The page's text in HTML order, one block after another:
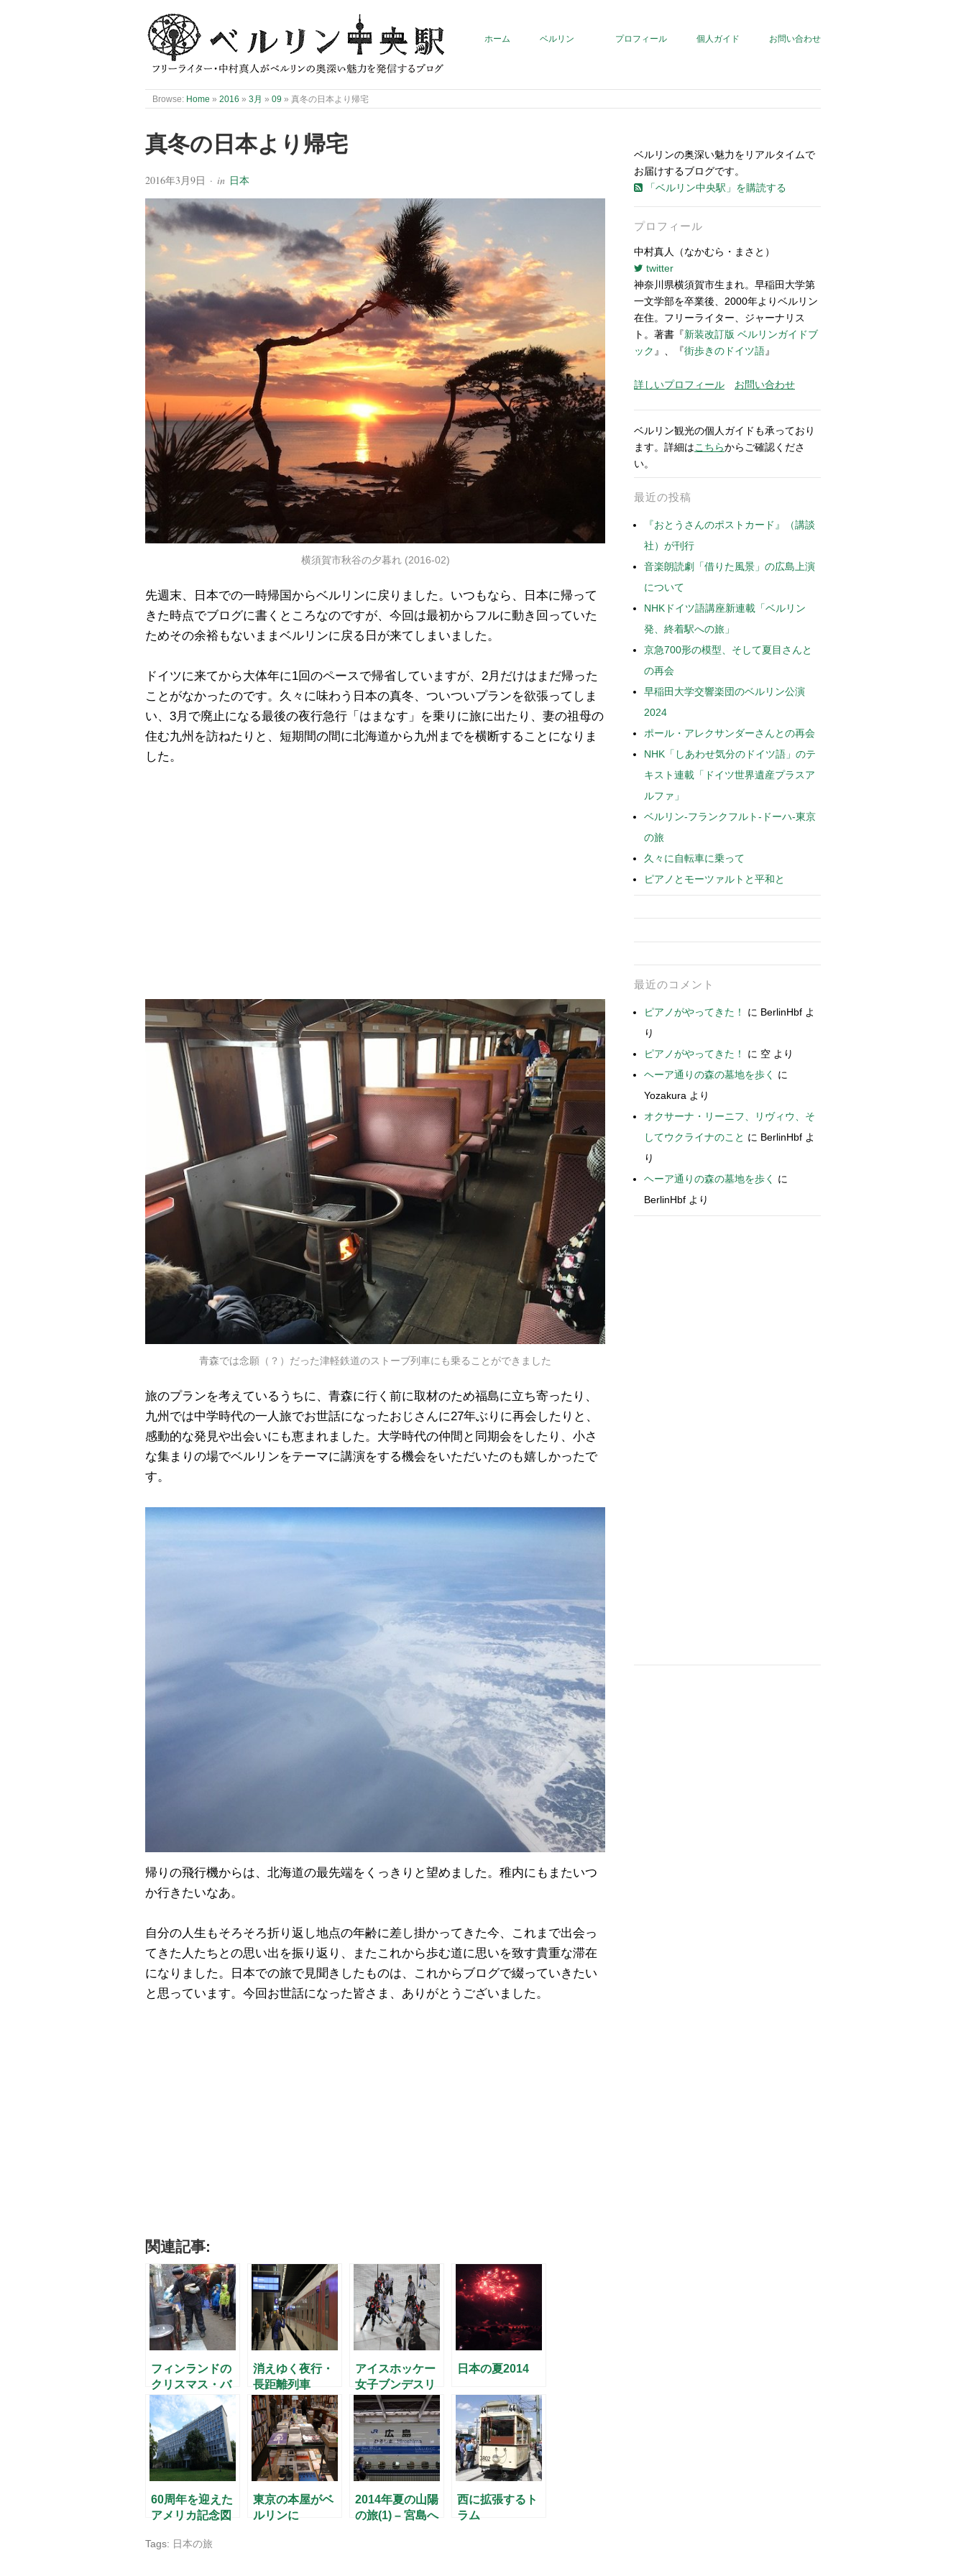
ホーム ベルリン プロフィール 個人ガイド お問い合わせ
Browse: Home » 2016 » 3月 » 09 » 真冬の日本より帰宅
真冬の日本より帰宅
2016年3月9日 · in 日本
横須賀市秋谷の夕暮れ (2016-02)
先週末、日本での一時帰国からベルリンに戻りました。いつもなら、日本に帰って
きた時点でブログに書くところなのですが、今回は最初からフルに動き回っていた
ためその余裕もないままベルリンに戻る日が来てしまいました。
ドイツに来てから大体年に1回のペースで帰省していますが、2月だけはまだ帰った
ことがなかったのです。久々に味わう日本の真冬、ついついプランを欲張ってしま
い、3月で廃止になる最後の夜行急行「はまなす」を乗りに旅に出たり、妻の祖母の
住む九州を訪ねたりと、短期間の間に北海道から九州までを横断することになりま
した。
青森では念願（？）だった津軽鉄道のストーブ列車にも乗ることができました
旅のプランを考えているうちに、青森に行く前に取材のため福島に立ち寄ったり、
九州では中学時代の一人旅でお世話になったおじさんに27年ぶりに再会したりと、
感動的な発見や出会いにも恵まれました。大学時代の仲間と同期会をしたり、小さ
な集まりの場でベルリンをテーマに講演をする機会をいただいたのも嬉しかったで
す。
帰りの飛行機からは、北海道の最先端をくっきりと望めました。稚内にもまたいつ
か行きたいなあ。
自分の人生もそろそろ折り返し地点の年齢に差し掛かってきた今、これまで出会っ
てきた人たちとの思い出を振り返り、またこれから歩む道に思いを致す貴重な滞在
になりました。日本での旅で見聞きしたものは、これからブログで綴っていきたい
と思っています。今回お世話になった皆さま、ありがとうございました。
関連記事:
フィンランドの
クリスマス・バ
ザー
消えゆく夜行・
長距離列車
アイスホッケー
女子ブンデスリ
ーガで活躍する
日本人
日本の夏2014
60周年を迎えた
アメリカ記念図
東京の本屋がベ
ルリンに
2014年夏の山陽
の旅(1) – 宮島へ
西に拡張するト
ラム
Tags: 日本の旅
ベルリンの奥深い魅力をリアルタイムで
お届けするブログです。
「ベルリン中央駅」を購読する
プロフィール
中村真人（なかむら・まさと）
twitter
神奈川県横須賀市生まれ。早稲田大学第
一文学部を卒業後、2000年よりベルリン
在住。フリーライター、ジャーナリス
ト。著書『新装改訂版 ベルリンガイドブ
ック 』、『街歩きのドイツ語』
詳しいプロフィール お問い合わせ
ベルリン観光の個人ガイドも承っており
ます。詳細はこちらからご確認くださ
い。
最近の投稿
『おとうさんのポストカード』（講談
社）が刊行
音楽朗読劇「借りた風景」の広島上演
について
NHKドイツ語講座新連載「ベルリン
発、終着駅への旅」
京急700形の模型、そして夏目さんと
の再会
早稲田大学交響楽団のベルリン公演
2024
ポール・アレクサンダーさんとの再会
NHK「しあわせ気分のドイツ語」のテ
キスト連載「ドイツ世界遺産プラスア
ルファ」
ベルリン-フランクフルト-ドーハ-東京
の旅
久々に自転車に乗って
ピアノとモーツァルトと平和と
最近のコメント
ピアノがやってきた！ に BerlinHbf よ
り
ピアノがやってきた！
に 空 より
ヘーア通りの森の墓地を歩く
に
Yozakura より
オクサーナ・リーニフ、リヴィウ、そ
してウクライナのこと に BerlinHbf よ
り
ヘーア通りの森の墓地を歩く
に
BerlinHbf より